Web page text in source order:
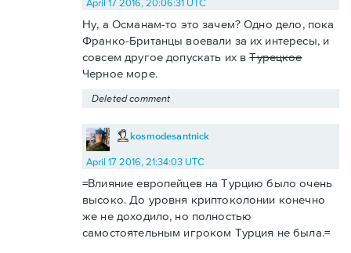
April 17 2016, 20:06:31 UTC
Ну, а Османам-то это зачем? Одно дело, пока
Франко-Британцы воевали за их интересы, и
совсем другое допускать их вТурецкое
Черное море.
Deleted comment
kosmodesantnick
April 17 2016, 21:34:03 UTC
=Влияние европейцев на Турцию было очень
высоко. До уровня криптоколонии конечно
же не доходило, но полностью
самостоятельным игроком Турция не была.=